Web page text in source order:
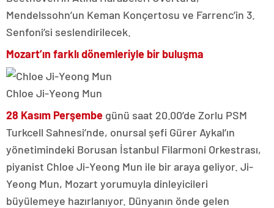
Mendelssohn’un Keman Konçertosu ve Farrenc’in 3.
Senfoni’si seslendirilecek.
Mozart’ın farklı dönemleriyle bir buluşma
Chloe Ji-Yeong Mun
28 Kasım Perşembe günü saat 20.00’de Zorlu PSM
Turkcell Sahnesi’nde, onursal şefi Gürer Aykal’ın
yönetimindeki Borusan İstanbul Filarmoni Orkestrası,
piyanist Chloe Ji-Yeong Mun ile bir araya geliyor. Ji-
Yeong Mun, Mozart yorumuyla dinleyicileri
büyülemeye hazırlanıyor. Dünyanın önde gelen